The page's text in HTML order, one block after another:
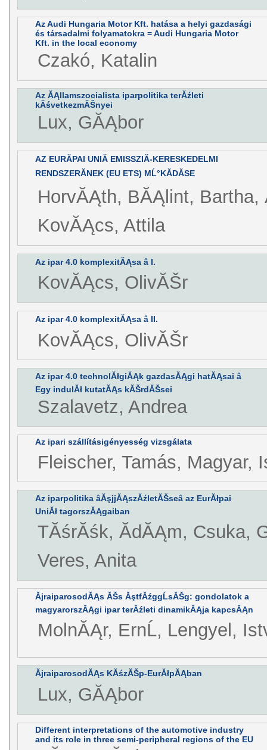
Az Audi Hungaria Motor Kft. hatása a helyi gazdasági
és társadalmi folyamatokra = Audi Hungaria Motor
Kft. in the local economy
Czakó, Katalin
Az ĂĄllamszocialista iparpolitika terĂźleti
kĂśvetkezmĂŠnyei
Lux, GĂĄbor
AZ EURĂPAI UNIĂ EMISSZIĂ-KERESKEDELMI
RENDSZERĂNEK (EU ETS) MĹ°KĂDĂSE
HorvĂĄth, BĂĄlint, Bartha,
KovĂĄcs, Attila
Az ipar 4.0 komplexitĂĄsa â I.
KovĂĄcs, OlivĂŠr
Az ipar 4.0 komplexitĂĄsa â II.
KovĂĄcs, OlivĂŠr
Az ipar 4.0 technolĂłgiĂĄk gazdasĂĄgi hatĂĄsai â
Egy indulĂł kutatĂĄs kĂŠrdĂŠsei
Szalavetz, Andrea
Az ipari szállításigényesség vizsgálata
Fleischer, Tamás, Magyar,
Az iparpolitika âĂşjjĂĄszĂźletĂŠseâ az EurĂłpai
UniĂł tagorszĂĄgaiban
TĂśrĂśk, ĂdĂĄm, Csuka,
Veres, Anita
ĂjraiparosodĂĄs ĂŠs ĂştfĂźggĹsĂŠg: gondolatok a
magyarorszĂĄgi ipar terĂźleti dinamikĂĄja kapcsĂĄn
MolnĂĄr, ErnĹ, Lengyel,
ĂjraiparosodĂĄs KĂśzĂŠp-EurĂłpĂĄban
Lux, GĂĄbor
Different interpretations of the automotive industry
and its role in three semi-peripheral regions of the EU